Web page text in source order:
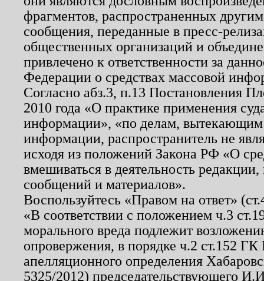
фрагментов, распространенных
сообщения, переданные в пресс-
общественных организаций и
привлечено к ответственности за
Федерации о средствах массовой
Согласно абз.3, п.13 Постановления
2010 года «О практике применения
информации», «по делам, вытекающим
информации, распространитель не
исходя из положений Закона РФ «О
вмешиваться в деятельность
сообщений и материалов».
Воспользуйтесь «Правом на ответ»
«В соответствии с положением ч.3
морального вреда подлежит
опровержения, в порядке ч.2 ст.152
апелляционного определения
5325/2012) председательствующего